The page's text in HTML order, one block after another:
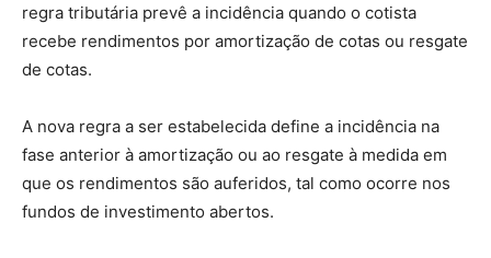
regra tributária prevê a incidência quando o cotista
recebe rendimentos por amortização de cotas ou resgate
de cotas.
A nova regra a ser estabelecida define a incidência na
fase anterior à amortização ou ao resgate à medida em
que os rendimentos são auferidos, tal como ocorre nos
fundos de investimento abertos.